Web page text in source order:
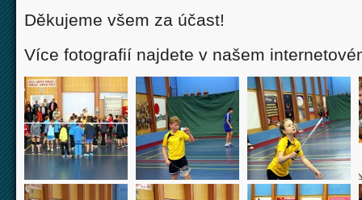
Děkujeme všem za účast!
Více fotografií najdete v našem